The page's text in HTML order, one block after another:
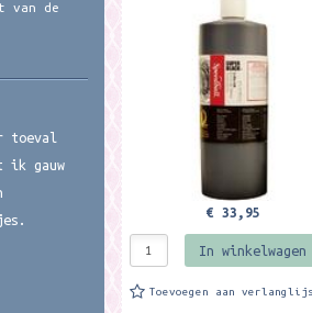
kalligraferen en te tekenen.
€ 33,95
In winkelwagen
Toevoegen aan
van de
toeval
ik gauw